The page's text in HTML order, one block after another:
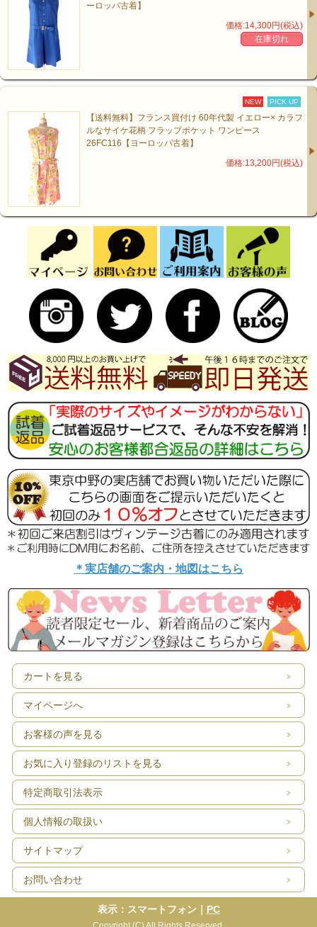
ーロッパ古着】
価格:14,300円(税込)
在庫切れ
NEW PICK UP
【送料無料】フランス買付け 60年代製 イエロー× カラフ
ルなサイケ花柄 フラップポケット ワンピース
26FC116【ヨーロッパ古着】
価格:13,200円(税込)
＊実店舗のご案内・地図はこちら
カートを見る
マイページへ
お客様の声を見る
お気に入り登録のリストを見る
特定商取引法表示
個人情報の取扱い
サイトマップ
お問い合わせ
表示：スマートフォン｜ PC